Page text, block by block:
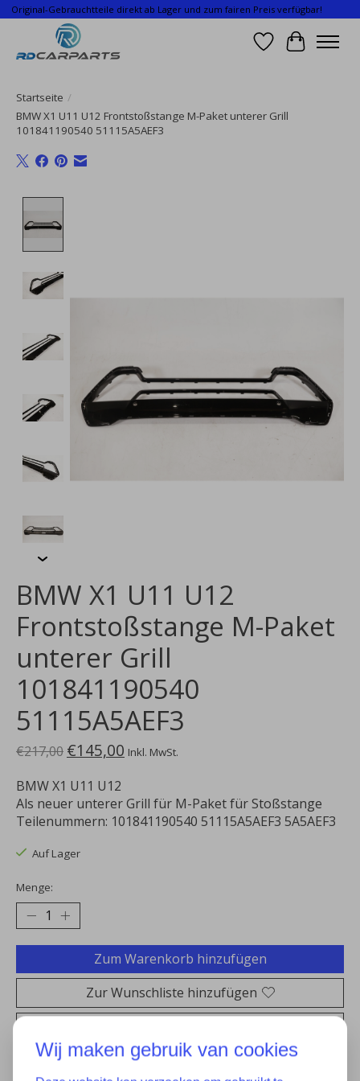
Original-Gebrauchtteile direkt ab Lager und zum fairen Preis verfügbar!
Wunschzettel
Ihr
Startseite /
BMW X1 U11 U12 Frontstoßstange M-Paket unterer Grill
101841190540 51115A5AEF3
BMW X1 U11 U12
Frontstoßstange M-Paket
unterer Grill
101841190540
51115A5AEF3
€217,00 €145,00 Inkl. MwSt.
BMW X1 U11 U12
Als neuer unterer Grill für M-Paket für Stoßstange
Teilenummern: 101841190540 51115A5AEF3 5A5AEF3
Auf Lager
Menge:
Zum Warenkorb hinzufügen
Zur Wunschliste hinzufügen
Zum Vergleich hinzufügen
Wij maken gebruik van cookies